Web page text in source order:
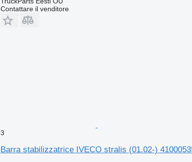
Contattare il venditore
3
Barra stabilizzatrice IVECO stralis (01.02-)